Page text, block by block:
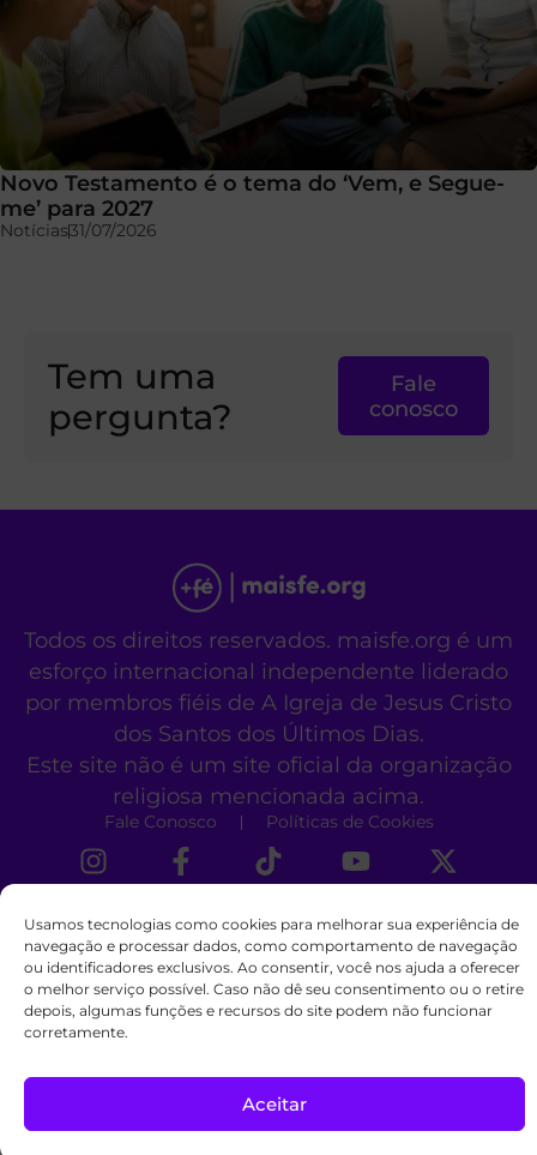
Usamos tecnologias como cookies para melhorar sua experiência de
navegação e processar dados, como comportamento de navegação
ou identificadores exclusivos. Ao consentir, você nos ajuda a oferecer
o melhor serviço possível. Caso não dê seu consentimento ou o retire
depois, algumas funções e recursos do site podem não funcionar
corretamente.
Aceitar
Novo Testamento é o tema do ‘Vem, e Segue-
me’ para 2027
Notícias31/07/2026
Tem uma
pergunta?
Fale
conosco
Todos os direitos reservados. maisfe.org é um
esforço internacional independente liderado
por membros fiéis de A Igreja de Jesus Cristo
dos Santos dos Últimos Dias.
Este site não é um site oficial da organização
religiosa mencionada acima.
Fale Conosco Políticas de Cookies